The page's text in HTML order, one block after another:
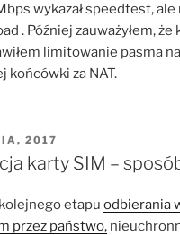
wykazał speedtest,
. Później zauważyłem,
limitowanie pasma
końcówki za NAT.
2017
karty SIM –
etapu odbierania
przez państwo,